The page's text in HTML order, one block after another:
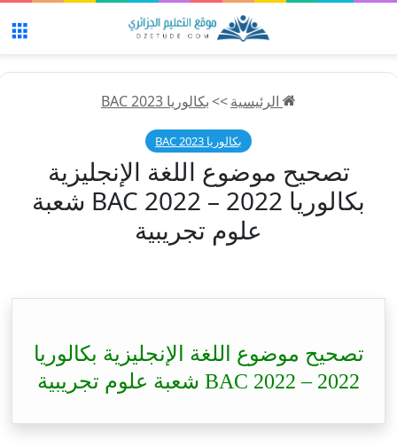
الرئيسية>>بكالوريا 2023 BAC
بكالوريا 2023 BAC
تصحيح موضوع اللغة الإنجليزية
بكالوريا 2022 – BAC 2022 شعبة
علوم تجريبية
تصحيح موضوع اللغة الإنجليزية بكالوريا
2022 – BAC 2022 شعبة علوم تجريبية